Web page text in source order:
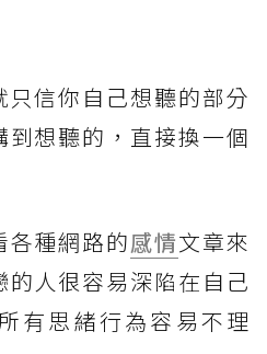
信你自己想聽的部分
想聽的，直接換一個
各種網路的感情文章來
人很容易深陷在自己
有思緒行為容易不理